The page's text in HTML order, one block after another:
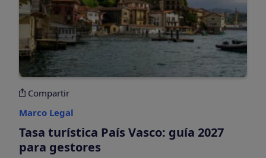
Compartir
Marco Legal
Tasa turística País Vasco: guía 2027
para gestores